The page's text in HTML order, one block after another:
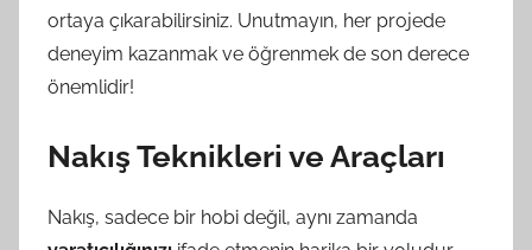
ortaya çıkarabilirsiniz. Unutmayın, her projede
deneyim kazanmak ve öğrenmek de son derece
önemlidir!
Nakış Teknikleri ve Araçları
Nakış, sadece bir hobi değil, aynı zamanda